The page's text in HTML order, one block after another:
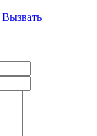
Вызвать